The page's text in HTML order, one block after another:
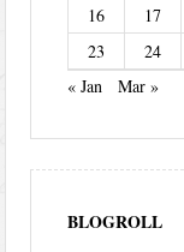
16
17
23
24
« Jan
Mar »
BLOGROLL